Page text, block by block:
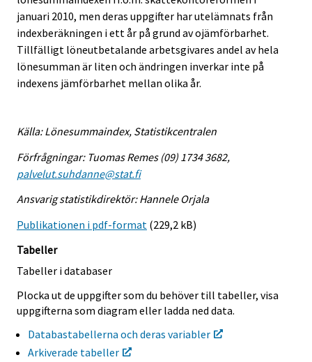
januari 2010, men deras uppgifter har utelämnats från
indexberäkningen i ett år på grund av ojämförbarhet.
Tillfälligt löneutbetalande arbetsgivares andel av hela
lönesumman är liten och ändringen inverkar inte på
indexens jämförbarhet mellan olika år.
Källa: Lönesummaindex, Statistikcentralen
Förfrågningar: Tuomas Remes (09) 1734 3682,
palvelut.suhdanne@stat.fi
Ansvarig statistikdirektör: Hannele Orjala
Publikationen i pdf-format (229,2 kB)
Tabeller
Tabeller i databaser
Plocka ut de uppgifter som du behöver till tabeller, visa
uppgifterna som diagram eller ladda ned data.
Databastabellerna och deras variabler
Arkiverade tabeller